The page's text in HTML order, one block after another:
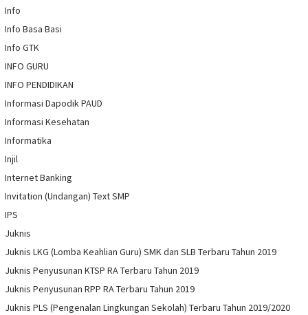
Info
Info Basa Basi
Info GTK
INFO GURU
INFO PENDIDIKAN
Informasi Dapodik PAUD
Informasi Kesehatan
Informatika
Injil
Internet Banking
Invitation (Undangan) Text SMP
IPS
Juknis
Juknis LKG (Lomba Keahlian Guru) SMK dan SLB Terbaru Tahun 2019
Juknis Penyusunan KTSP RA Terbaru Tahun 2019
Juknis Penyusunan RPP RA Terbaru Tahun 2019
Juknis PLS (Pengenalan Lingkungan Sekolah) Terbaru Tahun 2019/2020